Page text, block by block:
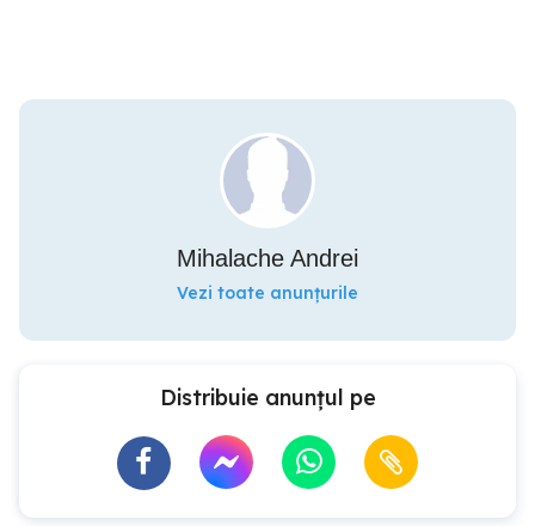
Mihalache Andrei
Vezi toate anunțurile
Distribuie anunțul pe